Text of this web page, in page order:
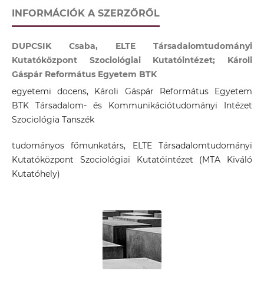
INFORMÁCIÓK A SZERZŐRŐL
DUPCSIK Csaba, ELTE Társadalomtudományi
Kutatóközpont Szociológiai Kutatóintézet; Károli
Gáspár Református Egyetem BTK
egyetemi docens, Károli Gáspár Református Egyetem
BTK Társadalom- és Kommunikációtudományi Intézet
Szociológia Tanszék
tudományos főmunkatárs, ELTE Társadalomtudományi
Kutatóközpont Szociológiai Kutatóintézet (MTA Kiváló
Kutatóhely)